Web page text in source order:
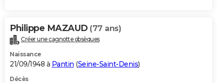
Carte de Noël
Carte Bonne année
Carte Saint-Valentin
Carte Pâques
Carte d'anniversaire
DICTIONNAIRE
Dictionnaire
Biographies
Citations
Expressions
Proverbes
PROGRAMME TV
Philippe MAZAUD (77 ans)
Créer une cagnotte obsèques
Naissance
21/09/1948 à Pantin (Seine-Saint-Denis)
Décès